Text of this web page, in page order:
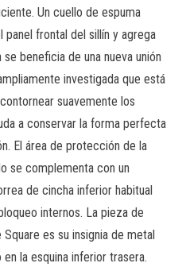
Un cuello de espuma
frontal del sillín y agrega
beneficia de una nueva unión
investigada que está
suavemente los
a conservar la forma perfecta
El área de protección de la
se complementa con un
de cincha inferior habitual
internos. La pieza de
es su insignia de metal
la esquina inferior trasera.